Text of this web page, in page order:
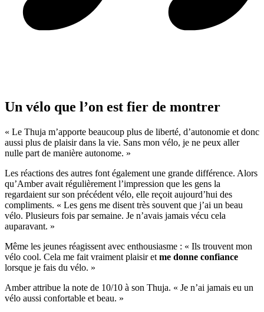
Un vélo que l’on est fier de montrer
« Le Thuja m’apporte beaucoup plus de liberté, d’autonomie et donc
aussi plus de plaisir dans la vie. Sans mon vélo, je ne peux aller
nulle part de manière autonome. »
Les réactions des autres font également une grande différence. Alors
qu’Amber avait régulièrement l’impression que les gens la
regardaient sur son précédent vélo, elle reçoit aujourd’hui des
compliments. « Les gens me disent très souvent que j’ai un beau
vélo. Plusieurs fois par semaine. Je n’avais jamais vécu cela
auparavant. »
Même les jeunes réagissent avec enthousiasme : « Ils trouvent mon
vélo cool. Cela me fait vraiment plaisir et me donne confiance
lorsque je fais du vélo. »
Amber attribue la note de 10/10 à son Thuja. « Je n’ai jamais eu un
vélo aussi confortable et beau. »